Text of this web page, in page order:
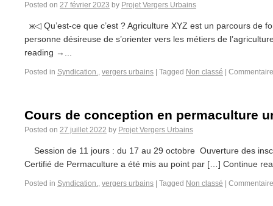
Posted on 27 février 2023 by Projet Vergers Urbains
ж◁ Qu’est-ce que c’est ? Agriculture XYZ est un parcours de
personne désireuse de s’orienter vers les métiers de
reading →...
Posted in Syndication., vergers urbains Tagged Non classé
Cours de conception en permaculture
Posted on 27 juillet 2022 by Projet Vergers Urbains
Session de 11 jours : du 17 au 29 octobre Ouverture des
Certifié de Permaculture a été mis au point par […] Continue
Posted in Syndication., vergers urbains Tagged Non classé